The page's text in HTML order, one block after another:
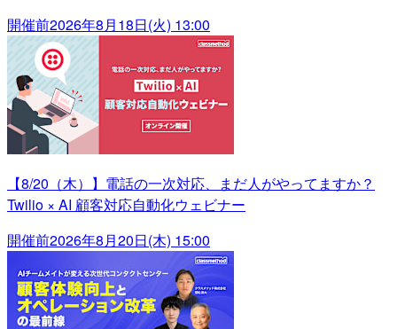
開催前2026年8月18日(火) 13:00
【8/20（木）】電話の一次対応、まだ人がやってますか？
Twilio × AI 顧客対応自動化ウェビナー
開催前2026年8月20日(木) 15:00